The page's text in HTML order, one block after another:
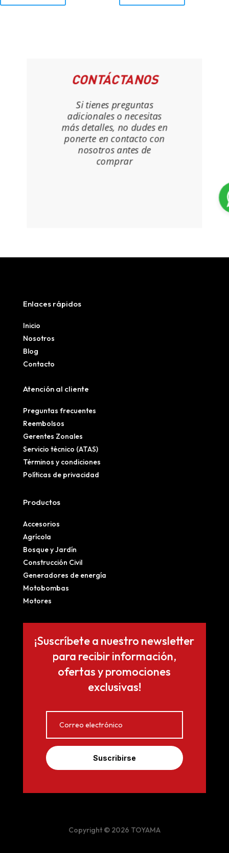
CONTÁCTANOS
Si tienes preguntas
adicionales o necesitas
más detalles, no dudes en
ponerte en contacto con
nosotros antes de
comprar
Enlaces rápidos
Inicio
Nosotros
Blog
Contacto
Atención al cliente
Preguntas frecuentes
Reembolsos
Gerentes Zonales
Servicio técnico (ATAS)
Términos y condiciones
Políticas de privacidad
Productos
Accesorios
Agrícola
Bosque y Jardín
Construcción Civil
Generadores de energía
Motobombas
Motores
¡Suscríbete a nuestro newsletter
para recibir información,
ofertas y promociones
exclusivas!
Suscribirse
Copyright © 2026 TOYAMA